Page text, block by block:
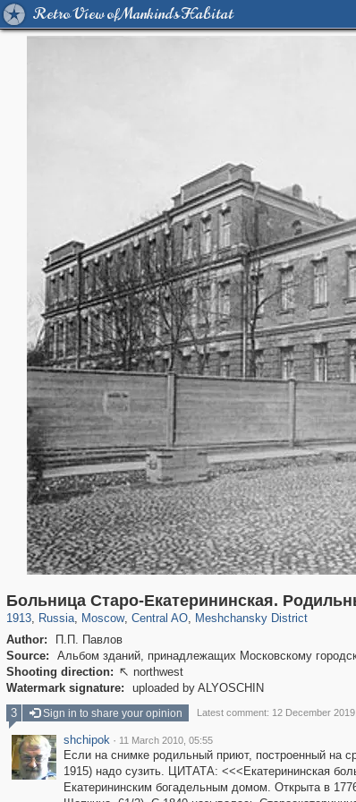
Retro View of Mankind's Habitat
Больница Старо-Екатерининская.
1913, Russia
1,405,779 29,243
, Moscow
319,716 8,286
, Central AO
159,930 5,916
, Meshchansky District
10,182 264
Author:
П.П. Павлов
Source:
Альбом зданий, принадлежащих Московскому
Shooting direction:  northwest
Watermark signature:
uploaded by ALYOSCHIN
3 Sign in to share your opinion Latest comment: 12 December
shchipok · 11 March 2010, 05:55
Если на снимке родильный приют, построенный на
1915) надо сузить. ЦИТАТА: <<<Екатерининская
Екатерининским богадельным домом. Открыта в